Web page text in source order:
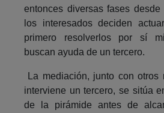
entonces diversas fases
los interesados deciden
primero resolverlos por sí
buscan ayuda de un tercero.
La mediación, junto con otros
interviene un tercero, se sitúa
de la pirámide antes de